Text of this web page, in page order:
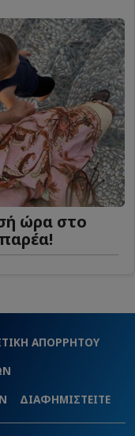
ώρα στο
ΑΠΟΡΡΗΤΟΥ
ΔΙΑΦΗΜΙΣΤΕΙΤΕ